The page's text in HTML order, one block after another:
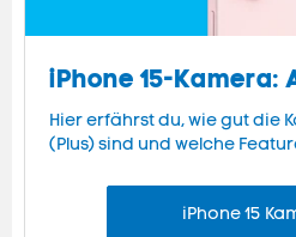
iPhone 15-Kamera:
Hier erfährst du, wie gut die
(Plus) sind und welche
iPhone 15